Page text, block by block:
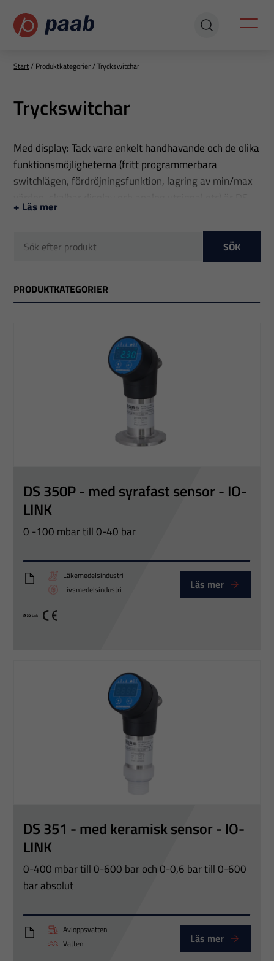
Start/ Produktkategorier/Tryckswitchar
Tryckswitchar
Med display: Tack vare enkelt handhavande och de olika
funktionsmöjligheterna (fritt programmerbara
switchlägen, fördröjningsfunktion, lagring av min/max
200 / DS 400 serien speciellt lämplig som en intelligent
processindustri. Mätområden 0…6 mbar till 0…2200
Utan display: Dessa tryckswitchar används i
pneumatiska och hydrauliska applikationer för
kontaktutgångar. Mätområden 0…1 bar till 0…400 bar
+ Läs mer
SÖK
PRODUKTKATEGORIER
DS 350P - med syrafast sensor - IO-
LINK
0 -100 mbar till 0-40 bar
DS350P_Eng
Läkemedelsindustri
Livsmedelsindustri
Läs mer
IO link
CE
DS 351 - med keramisk sensor - IO-
LINK
0-400 mbar till 0-600 bar och 0-0,6 bar till 0-600
bar absolut
DS351_Eng
Avloppsvatten
Vatten
Läs mer